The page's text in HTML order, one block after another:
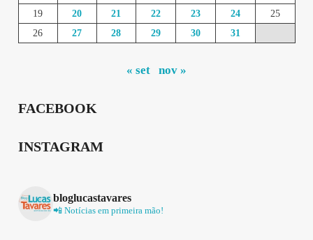
19
20 21 22 23 24
25
26
27 28 29 30 31
« set nov »
FACEBOOK
INSTAGRAM
bloglucastavares
📲 Notícias em primeira mão!